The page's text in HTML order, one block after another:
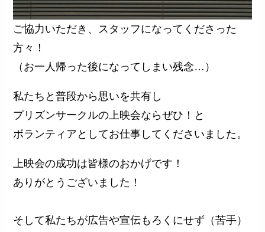
ご協力いただき、スタッフになってくださった
方々！
（お一人帰った後になってしまい残念…）
私たちと普段から思いを共有し
プリズンサークルの上映会ならぜひ！と
ボランティアとしてお仕事してくださいました。
上映会の成功は皆様のおかげです！
ありがとうございました！
そして私たちが広告や宣伝もろくにせず（苦手）